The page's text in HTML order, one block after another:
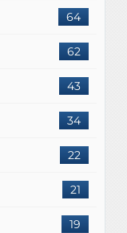
64
62
43
34
22
21
19